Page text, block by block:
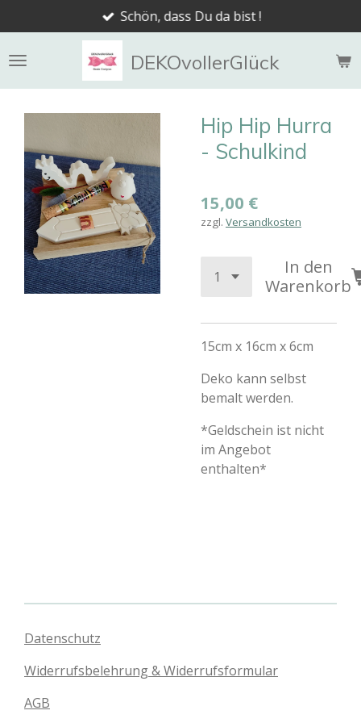
Hauptinhalt
springen
DEKOvollerGlück
Schön, dass Du da bist !
Hip Hip Hurra
- Schulkind
15,00 €
zzgl. Versandkosten
In den
Warenkorb
15cm x 16cm x 6cm
Deko kann selbst
bemalt werden.
*Geldschein ist nicht
im Angebot
enthalten*
Datenschutz
Widerrufsbelehrung & Widerrufsformular
AGB